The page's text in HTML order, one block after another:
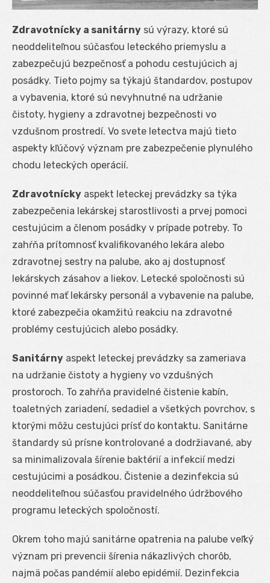
Zdravotnícky a sanitárny sú výrazy, ktoré sú
neoddeliteľnou súčasťou leteckého priemyslu a
zabezpečujú bezpečnosť a pohodu cestujúcich aj
posádky. Tieto pojmy sa týkajú štandardov, postupov
a vybavenia, ktoré sú nevyhnutné na udržanie
čistoty, hygieny a zdravotnej bezpečnosti vo
vzdušnom prostredí. Vo svete letectva majú tieto
aspekty kľúčový význam pre zabezpečenie plynulého
chodu leteckých operácií.
Zdravotnícky aspekt leteckej prevádzky sa týka
zabezpečenia lekárskej starostlivosti a prvej pomoci
cestujúcim a členom posádky v prípade potreby. To
zahŕňa prítomnosť kvalifikovaného lekára alebo
zdravotnej sestry na palube, ako aj dostupnosť
lekárskych zásahov a liekov. Letecké spoločnosti sú
povinné mať lekársky personál a vybavenie na palube,
ktoré zabezpečia okamžitú reakciu na zdravotné
problémy cestujúcich alebo posádky.
Sanitárny aspekt leteckej prevádzky sa zameriava
na udržanie čistoty a hygieny vo vzdušných
prostoroch. To zahŕňa pravidelné čistenie kabín,
toaletných zariadení, sedadiel a všetkých povrchov, s
ktorými môžu cestujúci prísť do kontaktu. Sanitárne
štandardy sú prísne kontrolované a dodržiavané, aby
sa minimalizovala šírenie baktérií a infekcií medzi
cestujúcimi a posádkou. Čistenie a dezinfekcia sú
neoddeliteľnou súčasťou pravidelného údržbového
programu leteckých spoločností.
Okrem toho majú sanitárne opatrenia na palube veľký
význam pri prevencii šírenia nákazlivých chorôb,
najmä počas pandémií alebo epidémií. Dezinfekcia